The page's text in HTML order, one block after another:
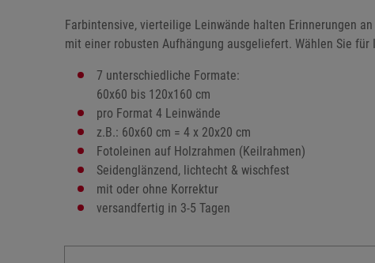
Farbintensive, vierteilige Leinwände halten Erinnerungen
mit einer robusten Aufhängung ausgeliefert. Wählen Sie
7 unterschiedliche Formate:
60x60 bis 120x160 cm
pro Format 4 Leinwände
z.B.: 60x60 cm = 4 x 20x20 cm
Fotoleinen auf Holzrahmen (Keilrahmen)
Seidenglänzend, lichtecht & wischfest
mit oder ohne Korrektur
versandfertig in 3-5 Tagen